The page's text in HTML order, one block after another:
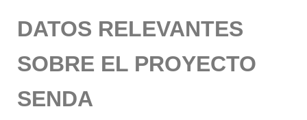
DATOS RELEVANTES
SOBRE EL PROYECTO
SENDA